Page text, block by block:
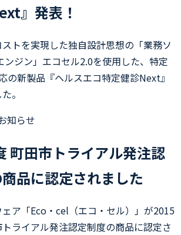
』発表！
トを実現した独自設計思想の「業務ソ
ンジン」エコセル2.0を使用した、特定
の新製品『ヘルスエコ特定健診Next』
。
知らせ
町田市トライアル発注認
品に認定されました
ア「Eco・cel（エコ・セル）」が2015
ライアル発注認定制度の商品に認定さ